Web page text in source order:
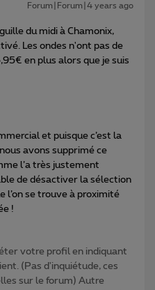
Forum|Forum|4 years ago
du midi à Chamonix,
Les ondes n'ont pas de
en plus alors que je suis
et puisque c’est la
avons supprimé ce
l’a très justement
de désactiver la sélection
l’on se trouve à proximité
!
votre profil en indiquant
(Pas d'inquiétude, ces
sur le forum) Autre